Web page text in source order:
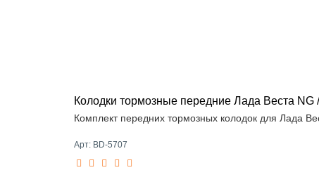
Колодки тормозные передние Лада Веста NG
Комплект передних тормозных колодок для Лада
Арт: BD-5707